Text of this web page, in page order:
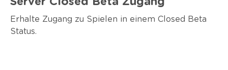
Erhalte Zugang zu Spielen in einem Closed Beta
Status.